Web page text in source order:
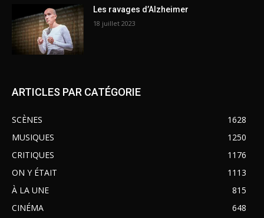
Les ravages d’Alzheimer
18 juillet 2023
ARTICLES PAR CATÉGORIE
SCÈNES
1628
MUSIQUES
1250
CRITIQUES
1176
ON Y ÉTAIT
1113
À LA UNE
815
CINÉMA
648